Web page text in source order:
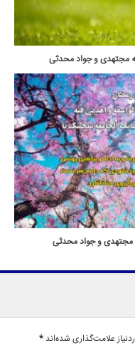
مجتهدی و جواد محدثی
مجتهدی و جواد محدثی
علامت‌گذاری شده‌اند *